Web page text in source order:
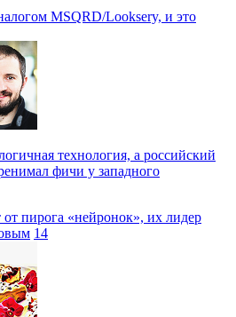
MSQRD/Looksery, и это
технология, а российский
фичи у западного
от пирога «нейронок», их лидер
14